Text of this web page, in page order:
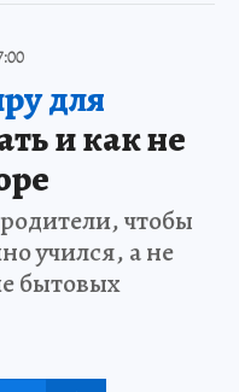
для
и как не
чтобы
учился, а не
бытовых